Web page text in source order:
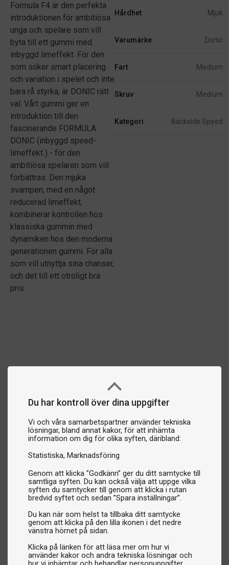
Du har kontroll över dina uppgifter
Vi och våra samarbetspartner använder tekniska
lösningar, bland annat kakor, för att inhämta
information om dig för olika syften, däribland:
Statistiska Marknadsföring
Genom att klicka ”Godkänn” ger du ditt samtycke till
samtliga syften. Du kan också välja att uppge vilka
syften du samtycker till genom att klicka i rutan
bredvid syftet och sedan ”Spara inställningar”.
Du kan när som helst ta tillbaka ditt samtycke
genom att klicka på den lilla ikonen i det nedre
vänstra hörnet på sidan.
Klicka på länken för att läsa mer om hur vi
använder kakor och andra tekniska lösningar och
Formula F4 är den perfekta
introduktionen för ambitiösa
unga och spelare som vill
byta till ett gummi med
inbyggd limeffekt. För den
som söker smart placering
och variation i spelet och inte
bara rå styrka, är DONIC rätt
val. Vårt gummi ger en
introduktion till den
fascinerande FORMULA
DONIC (inbyggd speed-
limeffekt ) - för den
ambitiösa spelaren som vill
förbättras. Den mjuka
svampen, med en något
reducerad limeffekt,
kombinerar kontrollen hos
klassiska gummin med
dynamiken hos den moderna
generationen gummi. För alla
som vill utnyttja sina chanser,
och det till ett otroligt bra
pris.
Hårdhet Mjuk
Varumärke Donic
Fart Medium
Skruv Medium
Kategori Backside Speed